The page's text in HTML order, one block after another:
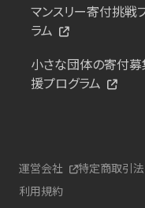
マンスリー寄付挑戦
ラム
小さな団体の寄付
援プログラム
運営会社 特定商取引
利用規約